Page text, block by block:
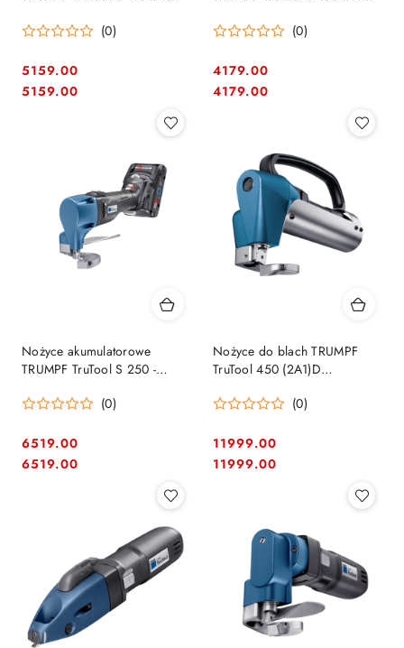
(0)
Cena:
5159.00
Cena:
5159.00
(0)
Cena:
4179.00
Cena:
4179.00
Nożyce akumulatorowe
TRUMPF TruTool S 250 -
(0)
Cena:
6519.00
Cena:
6519.00
Nożyce do blach TRUMPF
TruTool 450 (2A1)D
(0)
Cena:
11999.00
Cena:
11999.00